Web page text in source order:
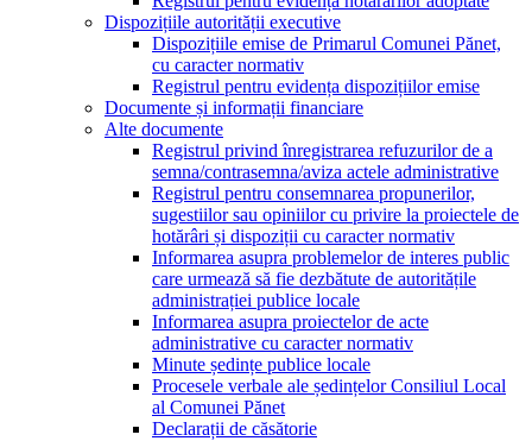
Dispozițiile autorității executive
Dispozițiile emise de Primarul Comunei Pănet,
cu caracter normativ
Registrul pentru evidența dispozițiilor emise
Documente și informații financiare
Alte documente
Registrul privind înregistrarea refuzurilor de a
semna/contrasemna/aviza actele administrative
Registrul pentru consemnarea propunerilor,
sugestiilor sau opiniilor cu privire la proiectele de
hotărâri și dispoziții cu caracter normativ
Informarea asupra problemelor de interes public
care urmează să fie dezbătute de autoritățile
administrației publice locale
Informarea asupra proiectelor de acte
administrative cu caracter normativ
Minute ședințe publice locale
Procesele verbale ale ședințelor Consiliul Local
al Comunei Pănet
Declarații de căsătorie